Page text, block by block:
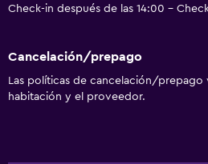
Check-in después de las 14:00 -
Cancelación/prepago
Las políticas de cancelación/prepago
habitación y el proveedor.